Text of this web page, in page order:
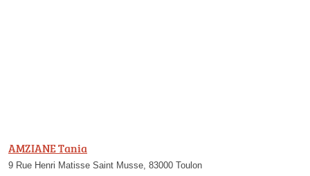
AMZIANE Tania
9 Rue Henri Matisse Saint Musse, 83000 Toulon